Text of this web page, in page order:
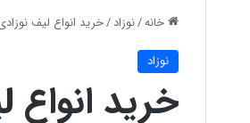
خانه/نوزاد/خرید انواع لیف
نوزاد
خرید انواع